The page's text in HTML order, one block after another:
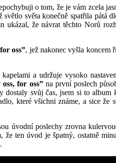
o tom, že je vám zcela
světa konečně spatřila pátá
že návrat těchto Norů
oss”, jež nakonec vyšla koncem
a udržuje vysoko
oss, for oss”na první poslech
dostaly svůj čas, jsem si to
které všichni známe, a sice
úvodní poslechy zrovna
ten úvod je špatný, ostatně